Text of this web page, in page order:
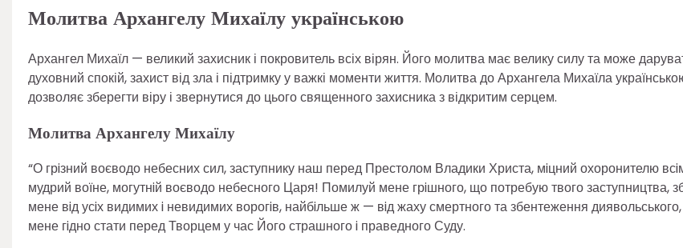
Молитва Архангелу Михаїлу українською
Архангел Михаїл — великий захисник і покровитель всіх вірян. Його молитва має велику силу та може
духовний спокій, захист від зла і підтримку у важкі моменти життя. Молитва до Архангела Михаїла
дозволяє зберегти віру і звернутися до цього священного захисника з відкритим серцем.
Молитва Архангелу Михаїлу
“О грiзний воєводо небесних сил, заступнику наш перед Престолом Владики Христа, мiцний охоронителю
мудрий воїне, могутнiй воєводо небесного Царя! Помилуй мене грiшного, що потребую твого заступництва,
мене вiд усiх видимих i невидимих ворогiв, найбiльше ж — вiд жаху смертного та збентеження
мене гiдно стати перед Творцем у час Його страшного i праведного Суду.